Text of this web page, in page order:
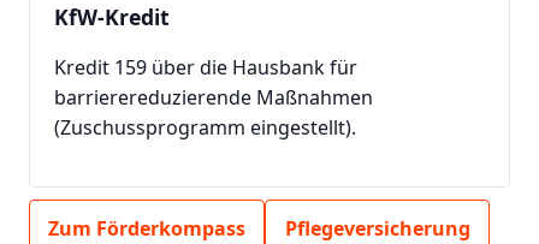
KfW-Kredit
Kredit 159 über die Hausbank für
barrierereduzierende Maßnahmen
(Zuschussprogramm eingestellt).
Zum Förderkompass Pflegeversicherung